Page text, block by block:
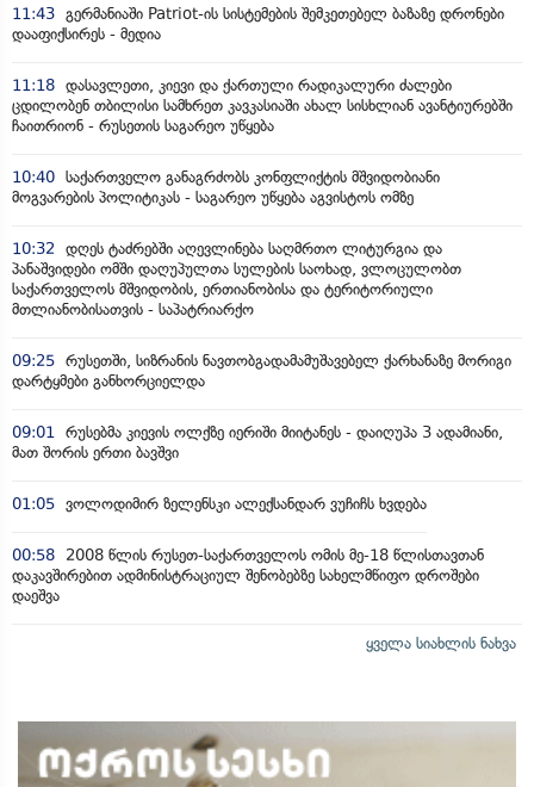
11:43 გერმანიაში Patriot-ის სისტემების შემკეთებელ ბაზაზე დრონები
დააფიქსირეს - მედია
11:18 დასავლეთი, კიევი და ქართული რადიკალური ძალები
ცდილობენ თბილისი სამხრეთ კავკასიაში ახალ სისხლიან ავანტიურებში
ჩაითრიონ - რუსეთის საგარეო უწყება
10:40 საქართველო განაგრძობს კონფლიქტის მშვიდობიანი
მოგვარების პოლიტიკას - საგარეო უწყება აგვისტოს ომზე
10:32
დღეს ტაძრებში აღევლინება საღმრთო ლიტურგია და
პანაშვიდები ომში დაღუპულთა სულების საოხად, ვლოცულობთ
საქართველოს მშვიდობის, ერთიანობისა და ტერიტორიული
მთლიანობისათვის - საპატრიარქო
09:25 რუსეთში, სიზრანის ნავთობგადამამუშავებელ ქარხანაზე მორიგი
დარტყმები განხორციელდა
09:01
რუსებმა კიევის ოლქზე იერიში მიიტანეს - დაიღუპა 3 ადამიანი,
მათ შორის ერთი ბავშვი
01:05 ვოლოდიმირ ზელენსკი ალექსანდარ ვუჩიჩს ხვდება
00:58
2008 წლის რუსეთ-საქართველოს ომის მე-18 წლისთავთან
დაკავშირებით ადმინისტრაციულ შენობებზე სახელმწიფო დროშები
დაეშვა
ყველა სიახლის ნახვა